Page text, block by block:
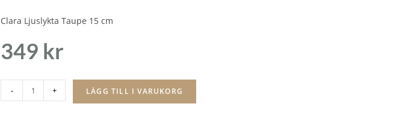
Clara Ljuslykta Taupe 15 cm
349 kr
- + LÄGG TILL I VARUKORG